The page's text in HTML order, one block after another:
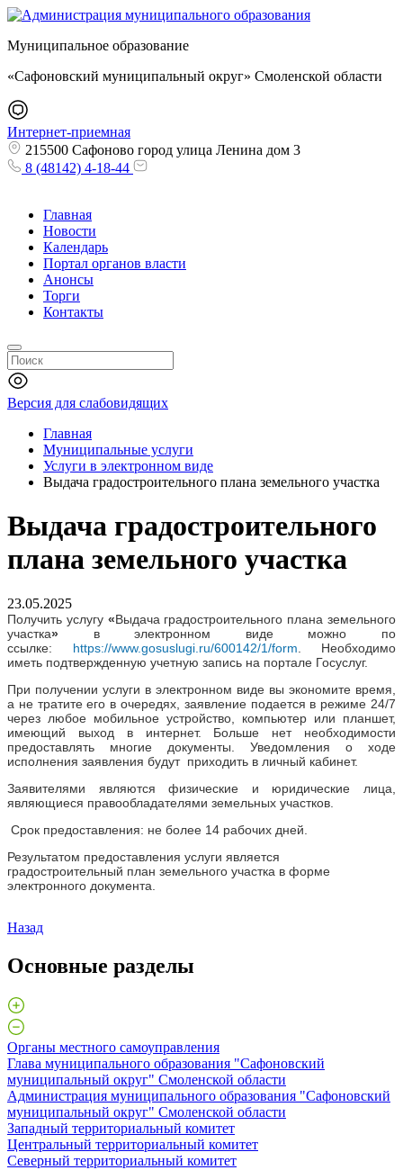
Муниципальное образование
«Сафоновский муниципальный округ» Смоленской области
Интернет-приемная
215500 Сафоново город улица Ленина дом 3
8 (48142) 4-18-44
Главная
Новости
Календарь
Портал органов власти
Анонсы
Торги
Контакты
Версия для слабовидящих
Главная
Муниципальные услуги
Услуги в электронном виде
Выдача градостроительного плана земельного участка
Выдача градостроительного
плана земельного участка
23.05.2025
Получить услугу «Выдача градостроительного плана земельного
участка» в электронном виде можно по
ссылке: https://www.gosuslugi.ru/600142/1/form . Необходимо
иметь подтвержденную учетную запись на портале Госуслуг.
При получении услуги в электронном виде вы экономите время,
а не тратите его в очередях, заявление подается в режиме 24/7
через любое мобильное устройство, компьютер или планшет,
имеющий выход в интернет. Больше нет необходимости
предоставлять многие документы. Уведомления о ходе
исполнения заявления будут приходить в личный кабинет.
Заявителями являются физические и юридические лица,
являющиеся правообладателями земельных участков.
Срок предоставления: не более 14 рабочих дней.
Результатом предоставления услуги является
градостроительный план земельного участка в форме
электронного документа.
Назад
Основные разделы
Органы местного самоуправления
Глава муниципального образования "Сафоновский
муниципальный округ" Смоленской области
Администрация муниципального образования "Сафоновский
муниципальный округ" Смоленской области
Западный территориальный комитет
Центральный территориальный комитет
Северный территориальный комитет